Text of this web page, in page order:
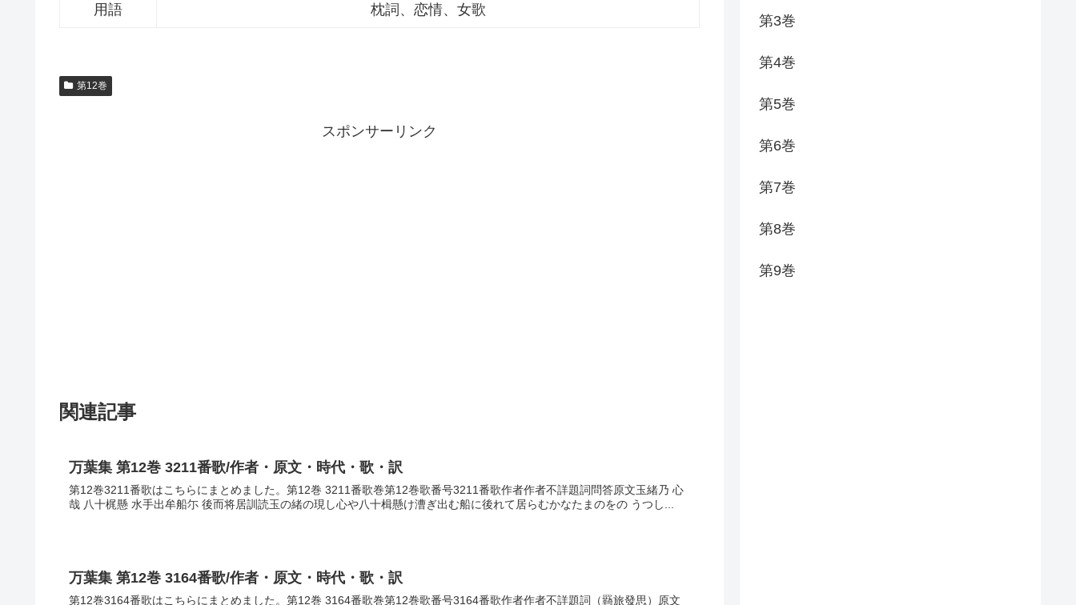
用語 枕詞、恋情、女歌
第12巻
スポンサーリンク
関連記事
万葉集 第12巻 3211番歌/作者・原文・時代・歌・訳
第12巻3211番歌はこちらにまとめました。第12巻 3211番歌巻第12巻歌番号3211番歌作者作者不詳題詞問答原文玉緒乃 心
哉 八十梶懸 水手出牟船尓 後而将居訓読玉の緒の現し心や八十楫懸け漕ぎ出む船に後れて居らむかなたまのをの うつし...
万葉集 第12巻 3164番歌/作者・原文・時代・歌・訳
第12巻3164番歌はこちらにまとめました。第12巻 3164番歌巻第12巻歌番号3164番歌作者作者不詳題詞（羇旅發思）原文
第3巻
第4巻
第5巻
第6巻
第7巻
第8巻
第9巻